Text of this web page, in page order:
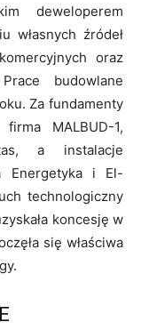
deweloperem
własnych źródeł
oraz
budowlane
Za fundamenty
MALBUD-1,
a instalacje
Energetyka i El-
technologiczny
koncesję w
się właściwa